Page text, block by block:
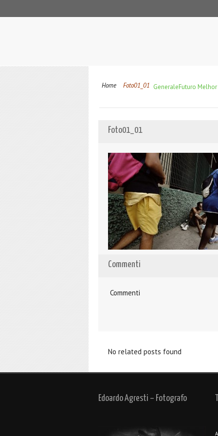
Home GeneraleFuturo Melhor
Foto01_01
Foto01_01
Commenti
Commenti
No related posts found
Edoardo Agresti – Fotografo